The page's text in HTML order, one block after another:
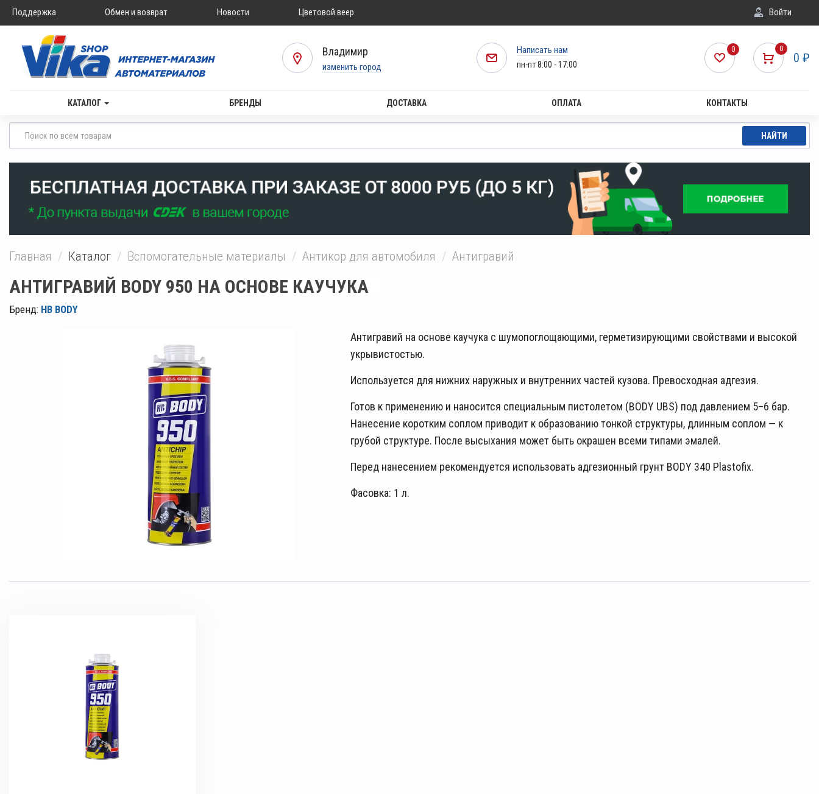
Поддержка Обмен и возврат Новости Цветовой веер Войти
Владимир
изменить город
Написать нам
пн-пт 8:00 - 17:00
0
0 ₽
0
КАТАЛОГ БРЕНДЫ ДОСТАВКА ОПЛАТА КОНТАКТЫ
НАЙТИ
Главная Каталог Вспомогательные материалы Антикор для автомобиля Антигравий
АНТИГРАВИЙ BODY 950 НА ОСНОВЕ КАУЧУКА
Бренд: HB BODY
Антигравий на основе каучука с шумопоглощающими, герметизирующими свойствами и высокой
укрывистостью.
Используется для нижних наружных и внутренних частей кузова. Превосходная адгезия.
Готов к применению и наносится специальным пистолетом (BODY UBS) под давлением 5–6 бар.
Нанесение коротким соплом приводит к образованию тонкой структуры, длинным соплом — к
грубой структуре. После высыхания может быть окрашен всеми типами эмалей.
Перед нанесением рекомендуется использовать адгезионный грунт BODY 340 Plastofix.
Фасовка: 1 л.